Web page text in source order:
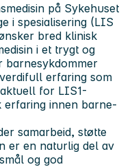
på Sykehuset
i spesialisering (LIS
bred klinisk
i et trygt og
barnesykdommer
erfaring som
for LIS1-
erfaring innen barne-
samarbeid, støtte
er en naturlig del av
og god